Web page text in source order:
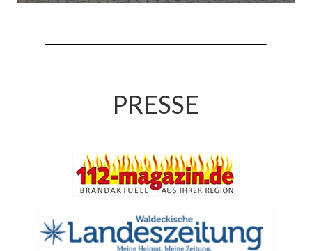
Benefizkonzert 2021
Fahrzeuge & Technik
Stützpunkt
Einsatzfahrzeuge
Einsatzleitwagen ELW 1
PRESSE